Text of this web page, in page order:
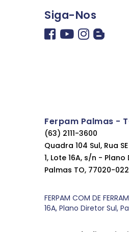
Siga-Nos
Ferpam Palmas -
(63) 2111-3600
Quadra 104 Sul, Rua
1, Lote 16A, s/n - Plano
Palmas TO, 77020-022
FERPAM COM DE
16A, Plano Diretor Sul,